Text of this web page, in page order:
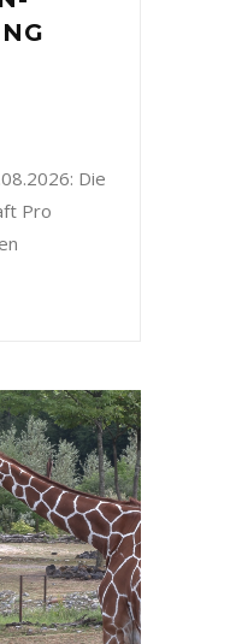
Die
Pro